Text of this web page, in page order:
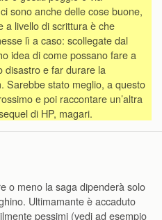
sono anche delle cose buone,
a livello di scrittura è che
lì a caso: scollegate dal
idea di come possano fare a
disastro e far durare la
Sarebbe stato meglio, a questo
e poi raccontare un’altra
di HP, magari.
o meno la saga dipenderà solo
Ultimamante è accaduto
pessimi (vedi ad esempio